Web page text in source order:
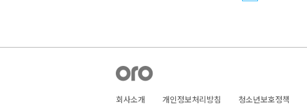
회사소개 개인정보처리방침 청소년보호정책